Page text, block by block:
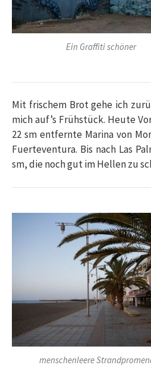
Ein Graffiti schöner
Mit frischem Brot gehe ich
mich auf’s Frühstück. Heute
22 sm entfernte Marina von
Fuerteventura. Bis nach Las
sm, die noch gut im Hellen zu
menschenleere